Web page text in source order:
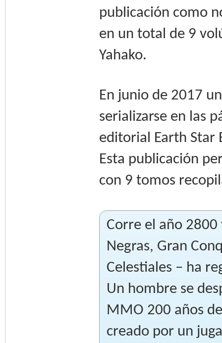
publicación como
en un total de 9
Yahako.
En junio de 2017
serializarse en las
editorial Earth Star
Esta publicación
con 9 tomos
Corre el año 2800
Negras, Gran
Celestiales – ha
Un hombre se
MMO 200 años
creado por un